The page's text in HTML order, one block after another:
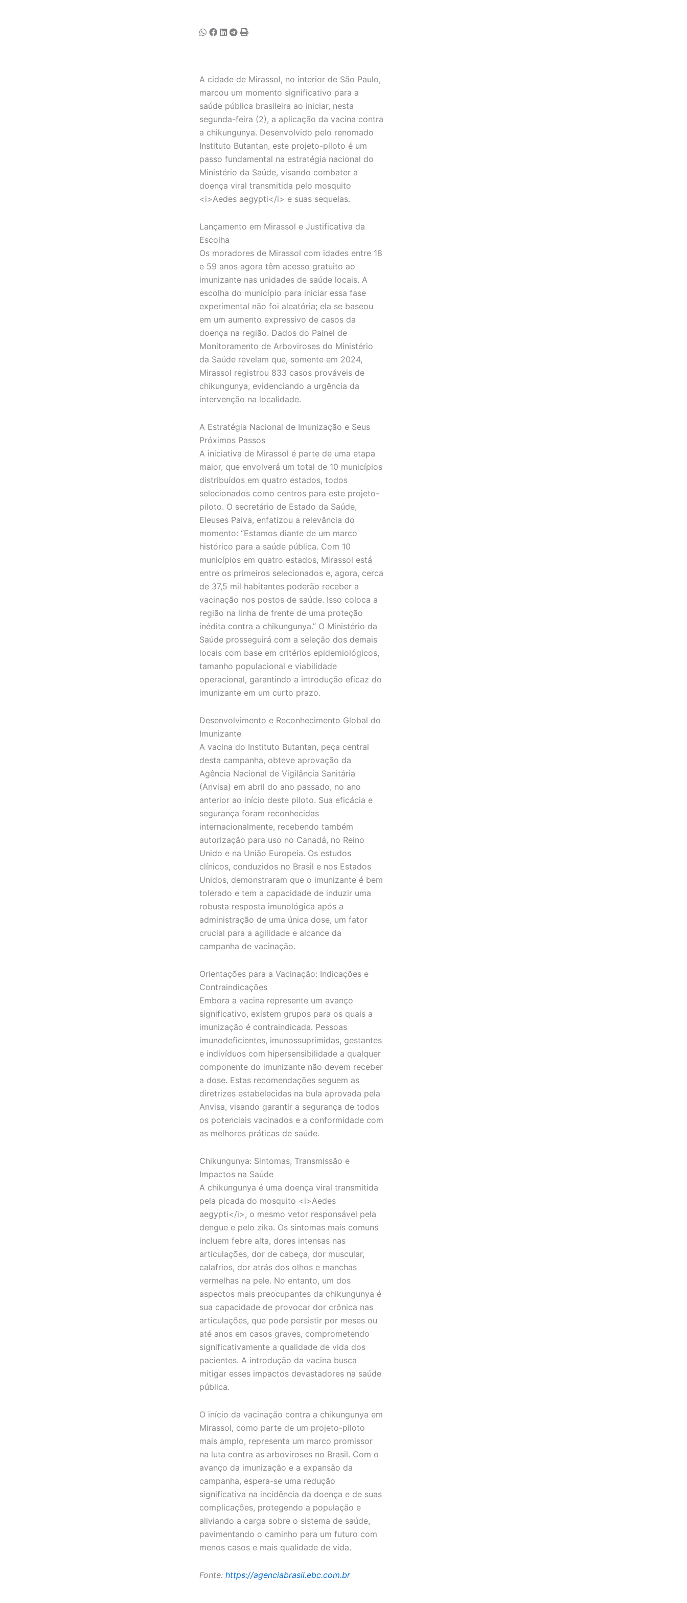
A cidade de Mirassol, no interior de São Paulo,
marcou um momento significativo para a
saúde pública brasileira ao iniciar, nesta
segunda-feira (2), a aplicação da vacina contra
a chikungunya. Desenvolvido pelo renomado
Instituto Butantan, este projeto-piloto é um
passo fundamental na estratégia nacional do
Ministério da Saúde, visando combater a
doença viral transmitida pelo mosquito
<i>Aedes aegypti</i> e suas sequelas.
Lançamento em Mirassol e Justificativa da
Escolha
Os moradores de Mirassol com idades entre 18
e 59 anos agora têm acesso gratuito ao
imunizante nas unidades de saúde locais. A
escolha do município para iniciar essa fase
experimental não foi aleatória; ela se baseou
em um aumento expressivo de casos da
doença na região. Dados do Painel de
Monitoramento de Arboviroses do Ministério
da Saúde revelam que, somente em 2024,
Mirassol registrou 833 casos prováveis de
chikungunya, evidenciando a urgência da
intervenção na localidade.
A Estratégia Nacional de Imunização e Seus
Próximos Passos
A iniciativa de Mirassol é parte de uma etapa
maior, que envolverá um total de 10 municípios
distribuídos em quatro estados, todos
selecionados como centros para este projeto-
piloto. O secretário de Estado da Saúde,
Eleuses Paiva, enfatizou a relevância do
momento: “Estamos diante de um marco
histórico para a saúde pública. Com 10
municípios em quatro estados, Mirassol está
entre os primeiros selecionados e, agora, cerca
de 37,5 mil habitantes poderão receber a
vacinação nos postos de saúde. Isso coloca a
região na linha de frente de uma proteção
inédita contra a chikungunya.” O Ministério da
Saúde prosseguirá com a seleção dos demais
locais com base em critérios epidemiológicos,
tamanho populacional e viabilidade
operacional, garantindo a introdução eficaz do
imunizante em um curto prazo.
Desenvolvimento e Reconhecimento Global do
Imunizante
A vacina do Instituto Butantan, peça central
desta campanha, obteve aprovação da
Agência Nacional de Vigilância Sanitária
(Anvisa) em abril do ano passado, no ano
anterior ao início deste piloto. Sua eficácia e
segurança foram reconhecidas
internacionalmente, recebendo também
autorização para uso no Canadá, no Reino
Unido e na União Europeia. Os estudos
clínicos, conduzidos no Brasil e nos Estados
Unidos, demonstraram que o imunizante é bem
tolerado e tem a capacidade de induzir uma
robusta resposta imunológica após a
administração de uma única dose, um fator
crucial para a agilidade e alcance da
campanha de vacinação.
Orientações para a Vacinação: Indicações e
Contraindicações
Embora a vacina represente um avanço
significativo, existem grupos para os quais a
imunização é contraindicada. Pessoas
imunodeficientes, imunossuprimidas, gestantes
e indivíduos com hipersensibilidade a qualquer
componente do imunizante não devem receber
a dose. Estas recomendações seguem as
diretrizes estabelecidas na bula aprovada pela
Anvisa, visando garantir a segurança de todos
os potenciais vacinados e a conformidade com
as melhores práticas de saúde.
Chikungunya: Sintomas, Transmissão e
Impactos na Saúde
A chikungunya é uma doença viral transmitida
pela picada do mosquito <i>Aedes
aegypti</i>, o mesmo vetor responsável pela
dengue e pelo zika. Os sintomas mais comuns
incluem febre alta, dores intensas nas
articulações, dor de cabeça, dor muscular,
calafrios, dor atrás dos olhos e manchas
vermelhas na pele. No entanto, um dos
aspectos mais preocupantes da chikungunya é
sua capacidade de provocar dor crônica nas
articulações, que pode persistir por meses ou
até anos em casos graves, comprometendo
significativamente a qualidade de vida dos
pacientes. A introdução da vacina busca
mitigar esses impactos devastadores na saúde
pública.
O início da vacinação contra a chikungunya em
Mirassol, como parte de um projeto-piloto
mais amplo, representa um marco promissor
na luta contra as arboviroses no Brasil. Com o
avanço da imunização e a expansão da
campanha, espera-se uma redução
significativa na incidência da doença e de suas
complicações, protegendo a população e
aliviando a carga sobre o sistema de saúde,
pavimentando o caminho para um futuro com
menos casos e mais qualidade de vida.
Fonte: https://agenciabrasil.ebc.com.br